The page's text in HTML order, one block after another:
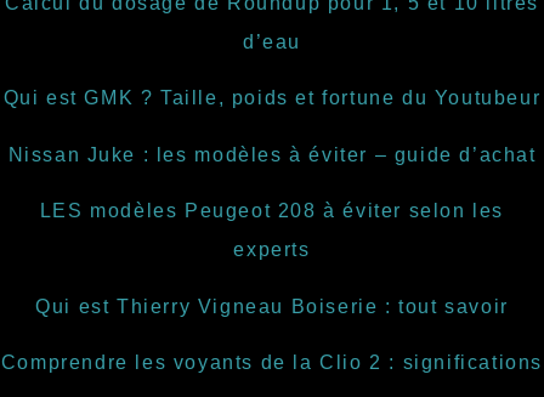
d’eau
Qui est GMK ? Taille, poids et fortune du Youtubeur
Nissan Juke : les modèles à éviter – guide d’achat
LES modèles Peugeot 208 à éviter selon les
experts
Qui est Thierry Vigneau Boiserie : tout savoir
Comprendre les voyants de la Clio 2 : significations